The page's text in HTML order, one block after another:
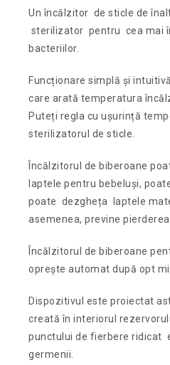
Un încălzitor de sticle de
sterilizator pentru cea mai
bacteriilor.
Funcționare simplă și
care arată temperatura
Puteți regla cu ușurință
sterilizatorul de sticle.
Încălzitorul de biberoane
laptele pentru bebeluși,
poate dezgheța laptele
asemenea, previne
Încălzitorul de biberoane
oprește automat după opt
Dispozitivul este proiectat
creată în interiorul
punctului de fierbere ridicat
germenii.